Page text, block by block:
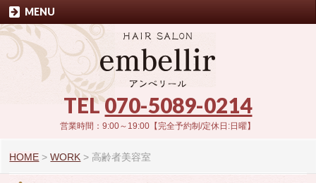
TEL070-5089-0214
営業時間：9:00～19:00【完全予約制/定休日:日曜】
MENU
HOME >WORK > 高齢者美容室